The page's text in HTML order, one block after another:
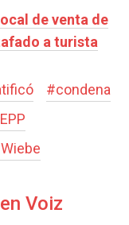
de venta de
a turista
#condena
EPP
Voiz